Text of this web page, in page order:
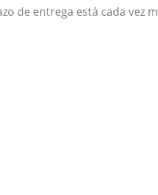
de entrega está cada vez